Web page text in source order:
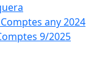
any 2024
9/2025